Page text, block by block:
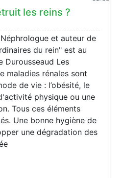
les reins ?
et auteur de
du rein" est au
Durousseaud Les
maladies rénales sont
de vie : l’obésité, le
physique ou une
Tous ces éléments
Une bonne hygiène de
une dégradation des